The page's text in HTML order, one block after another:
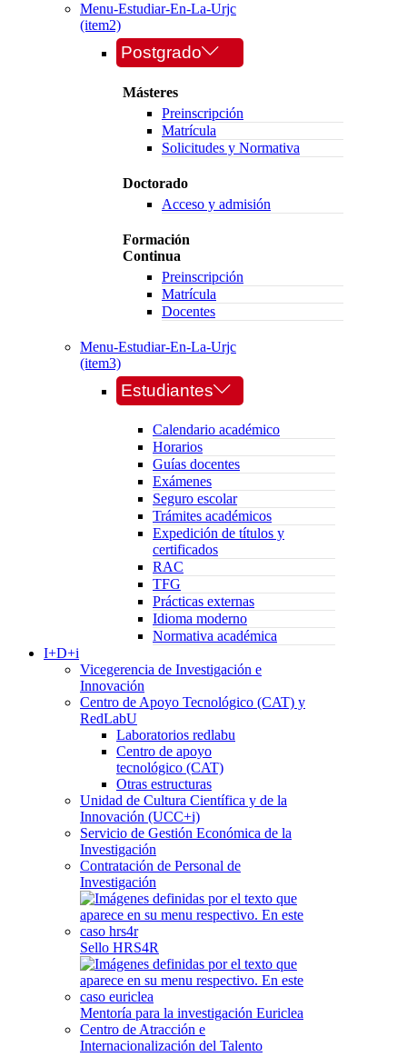
Menu-Estudiar-En-La-Urjc
(item2)
Postgrado
Másteres
Preinscripción
Matrícula
Solicitudes y Normativa
Doctorado
Acceso y admisión
Formación
Continua
Preinscripción
Matrícula
Docentes
Menu-Estudiar-En-La-Urjc
(item3)
Estudiantes
Calendario académico
Horarios
Guías docentes
Exámenes
Seguro escolar
Trámites académicos
Expedición de títulos y
certificados
RAC
TFG
Prácticas externas
Idioma moderno
Normativa académica
I+D+i
Vicegerencia de Investigación e
Innovación
Centro de Apoyo Tecnológico (CAT) y
RedLabU
Laboratorios redlabu
Centro de apoyo
tecnológico (CAT)
Otras estructuras
Unidad de Cultura Científica y de la
Innovación (UCC+i)
Servicio de Gestión Económica de la
Investigación
Contratación de Personal de
Investigación
Sello HRS4R
Mentoría para la investigación Euriclea
Centro de Atracción e
Internacionalización del Talento